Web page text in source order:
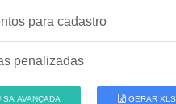
para cadastro
penalizadas
AVANÇADA GERAR XLS